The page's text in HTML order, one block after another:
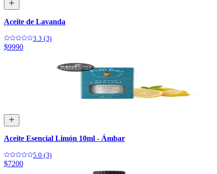
Aceite de Lavanda
3.3 (3)
$9990
Aceite Esencial Limón 10ml - Ámbar
5.0 (3)
$7200